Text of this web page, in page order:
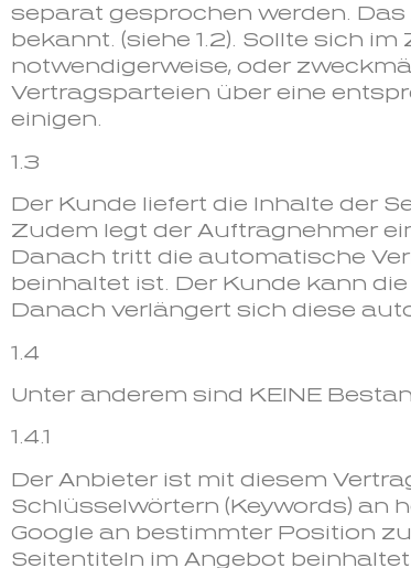
separat gesprochen werden.
bekannt. (siehe 1.2). Sollte sich
notwendigerweise, oder
Vertragsparteien über eine
einigen.
1.3
Der Kunde liefert die Inhalte der
Zudem legt der Auftragnehmer
Danach tritt die automatische
beinhaltet ist. Der Kunde kann
Danach verlängert sich diese
1.4
Unter anderem sind KEINE
1.4.1
Der Anbieter ist mit diesem
Schlüsselwörtern (Keywords) an
Google an bestimmter Position
Seitentiteln im Angebot